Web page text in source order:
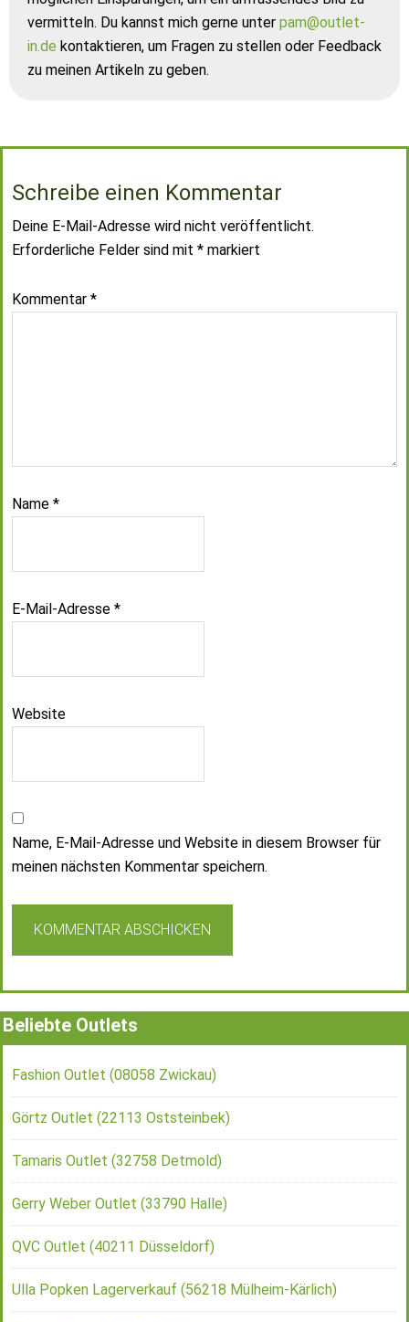
vermitteln. Du kannst mich gerne unter pam@outlet-
in.de kontaktieren, um Fragen zu stellen oder Feedback
zu meinen Artikeln zu geben.
Schreibe einen Kommentar
Deine E-Mail-Adresse wird nicht veröffentlicht.
Erforderliche Felder sind mit * markiert
Kommentar *
Name *
E-Mail-Adresse *
Website
Name, E-Mail-Adresse und Website in diesem Browser für
meinen nächsten Kommentar speichern.
Beliebte Outlets
Fashion Outlet (08058 Zwickau)
Görtz Outlet (22113 Oststeinbek)
Tamaris Outlet (32758 Detmold)
Gerry Weber Outlet (33790 Halle)
QVC Outlet (40211 Düsseldorf)
Ulla Popken Lagerverkauf (56218 Mülheim-Kärlich)